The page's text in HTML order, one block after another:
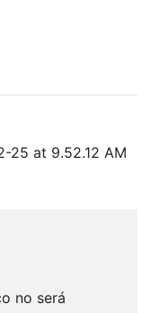
25 at 9.52.12 AM
no será